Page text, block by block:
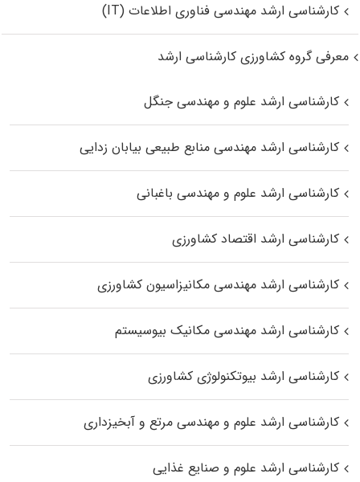
کارشناسی ارشد مهندسی فناوری اطلاعات (IT)
معرفی گروه کشاورزی کارشناسی ارشد
کارشناسی ارشد علوم و مهندسی جنگل
کارشناسی ارشد مهندسی منابع طبیعی بیابان زدایی
کارشناسی ارشد علوم و مهندسی باغبانی
کارشناسی ارشد اقتصاد کشاورزی
کارشناسی ارشد مهندسی مکانیزاسیون کشاورزی
کارشناسی ارشد مهندسی مکانیک بیوسیستم
کارشناسی ارشد بیوتکنولوژی کشاورزی
کارشناسی ارشد علوم و مهندسی مرتع و آبخیزداری
کارشناسی ارشد علوم و صنایع غذایی